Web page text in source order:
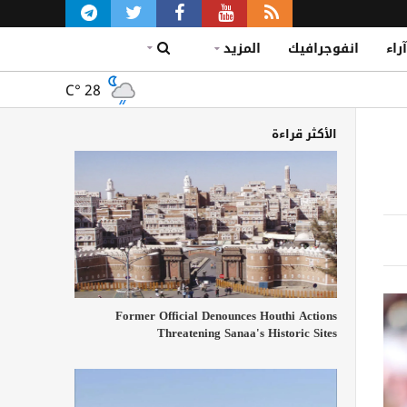
آراء انفوجرافيك المزيد
C° 28
الأكثر قراءة
Former Official Denounces Houthi Actions
Threatening Sanaa's Historic Sites